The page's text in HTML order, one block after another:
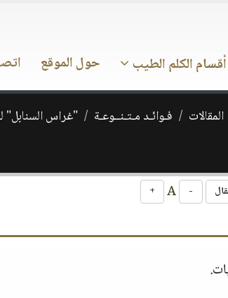
أقسام الكلم الطيب حول الموقع
فـوائـد مـتـنــوعـة "غراس السنابل"
-
+